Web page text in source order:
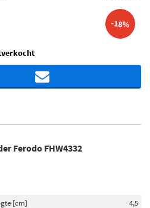
-18%
Ferodo FHW4332
[cm]
4,5